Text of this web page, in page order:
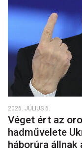
2026. JÚLIUS 6.
Véget ért az
hadművelete
háborúra állnak